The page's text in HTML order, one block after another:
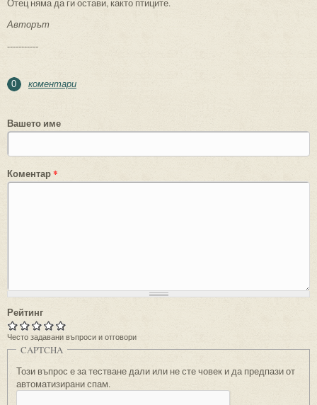
Отец няма да ги остави, както птиците.
Авторът
-----------
0 коментари
Вашето име
Коментар*
Рейтинг
Често задавани въпроси и отговори
CAPTCHA
Този въпрос е за тестване дали или не сте човек и да предпази от
автоматизирани спам.